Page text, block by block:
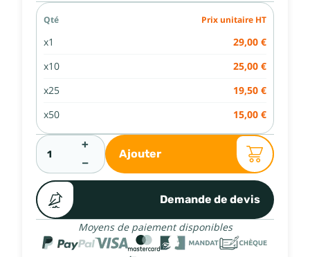
Qté Prix unitaire HT
x1 29,00 €
x10 25,00 €
x25 19,50 €
x50 15,00 €
+
−
Ajouter
Demande de devis
Moyens de paiement disponibles